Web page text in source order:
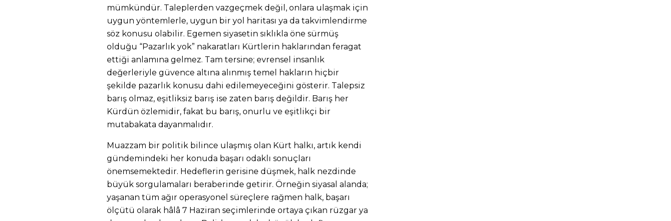
mümkündür. Taleplerden vazgeçmek değil, onlara ulaşmak için
uygun yöntemlerle, uygun bir yol haritası ya da takvimlendirme
söz konusu olabilir. Egemen siyasetin sıklıkla öne sürmüş
olduğu “Pazarlık yok” nakaratları Kürtlerin haklarından feragat
ettiği anlamına gelmez. Tam tersine; evrensel insanlık
değerleriyle güvence altına alınmış temel hakların hiçbir
şekilde pazarlık konusu dahi edilemeyeceğini gösterir. Talepsiz
barış olmaz, eşitliksiz barış ise zaten barış değildir. Barış her
Kürdün özlemidir, fakat bu barış, onurlu ve eşitlikçi bir
mutabakata dayanmalıdır.
Muazzam bir politik bilince ulaşmış olan Kürt halkı, artık kendi
gündemindeki her konuda başarı odaklı sonuçları
önemsemektedir. Hedeflerin gerisine düşmek, halk nezdinde
büyük sorgulamaları beraberinde getirir. Örneğin siyasal alanda;
yaşanan tüm ağır operasyonel süreçlere rağmen halk, başarı
ölçütü olarak hâlâ 7 Haziran seçimlerinde ortaya çıkan rüzgar ya